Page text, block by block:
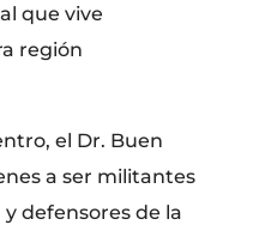
que vive
región
el Dr. Buen
a ser militantes
defensores de la